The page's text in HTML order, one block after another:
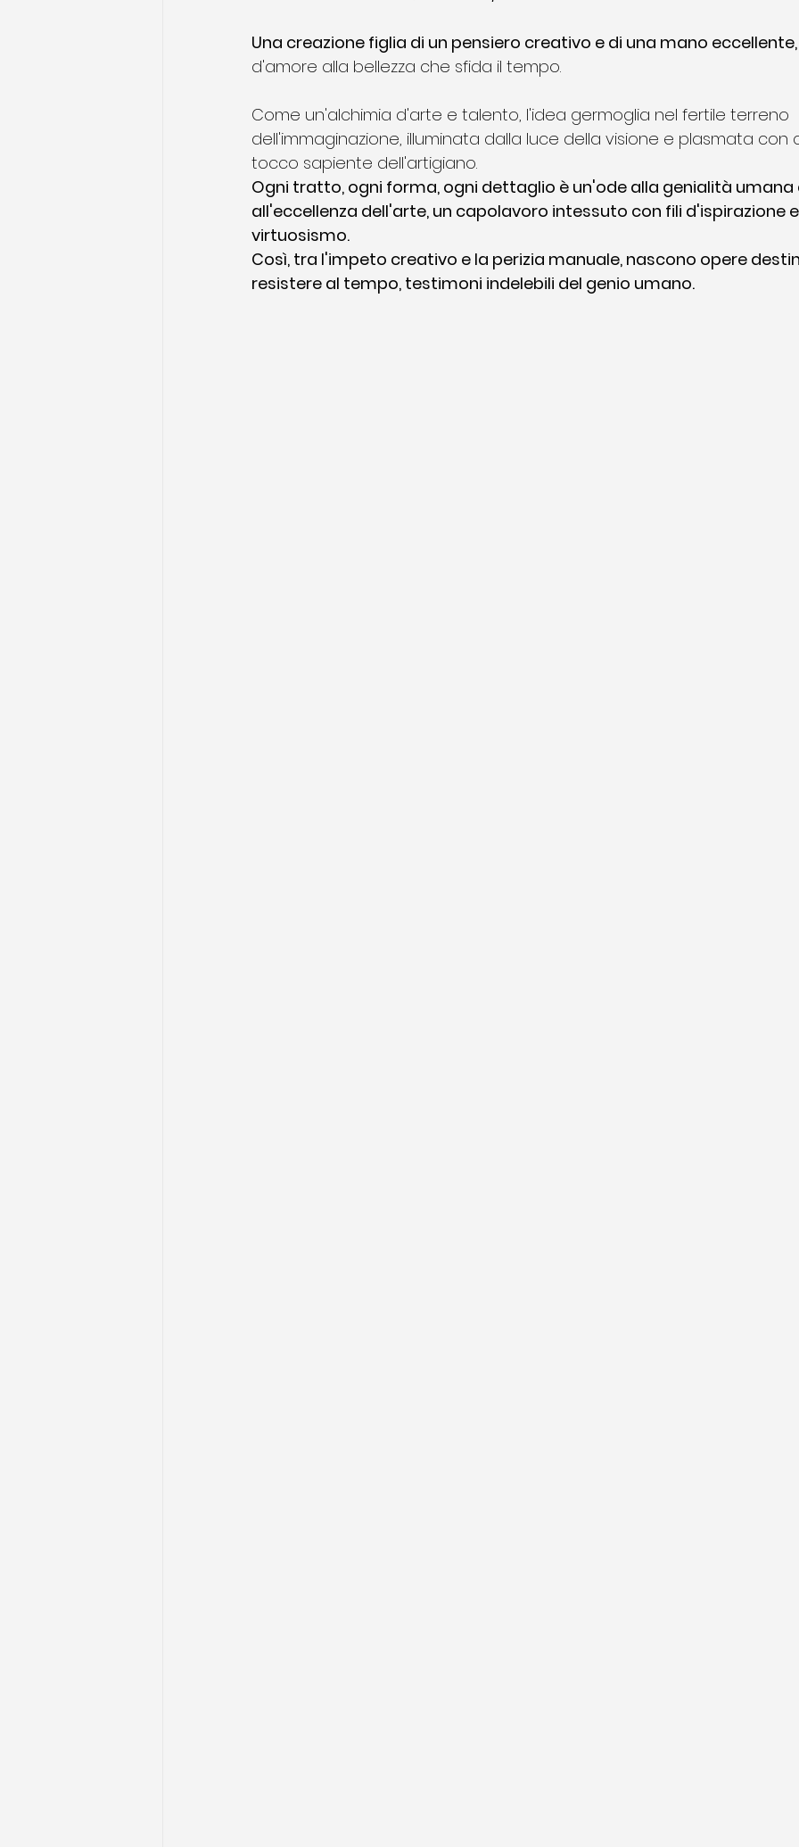
Una creazione figlia di un pensiero creativo e di una mano eccellente,
d'amore alla bellezza che sfida il tempo.
Come un'alchimia d'arte e talento, l'idea germoglia nel fertile terreno
dell'immaginazione, illuminata dalla luce della visione e plasmata con
tocco sapiente dell'artigiano.
Ogni tratto, ogni forma, ogni dettaglio è un'ode alla genialità umana
all'eccellenza dell'arte, un capolavoro intessuto con fili d'ispirazione
virtuosismo.
Così, tra l'impeto creativo e la perizia manuale, nascono opere
resistere al tempo, testimoni indelebili del genio umano.